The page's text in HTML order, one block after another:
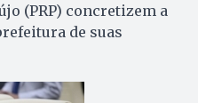
(PRP) concretizem a
de suas